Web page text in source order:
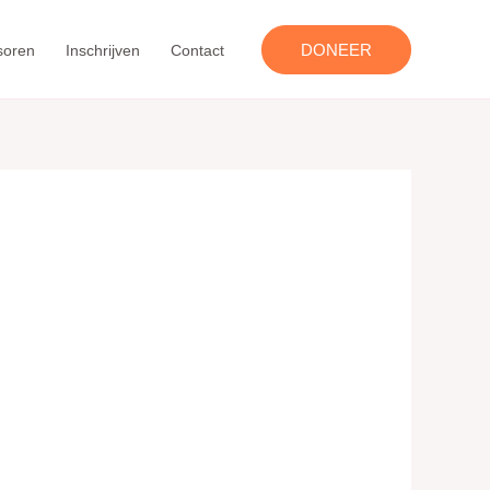
Inschrijven Contact DONEER